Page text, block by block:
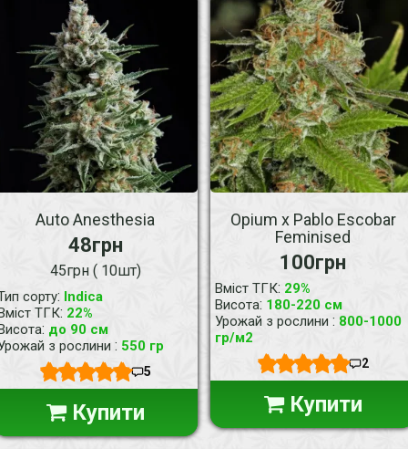
Auto Anesthesia
48грн
45грн ( 10шт)
сорту: Indica
ТГК: 22%
: до 90 см
з рослини : 550 гр
5
Купити
Opium x Pablo Escobar
Feminised
100грн
Вміст ТГК: 29%
Висота: 180-220 см
Урожай з рослини : 800-1000
гр/м2
2
Купити